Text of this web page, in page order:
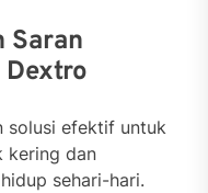
Saran
Dextro
solusi efektif untuk
kering dan
sehari-hari.